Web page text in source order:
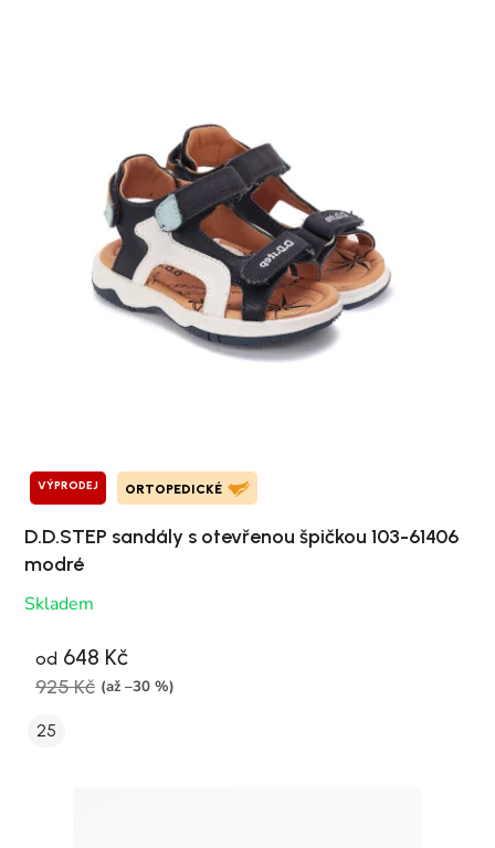
VÝPRODEJ ORTOPEDICKÉ
D.D.STEP sandály s otevřenou špičkou 103-61406
modré
Skladem
od 648 Kč
925 Kč (až –30 %)
25